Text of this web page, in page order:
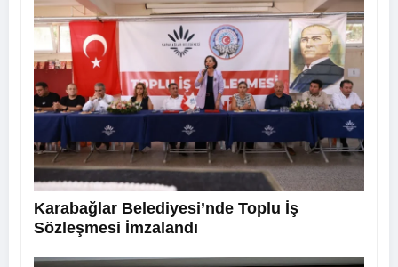
Karabağlar Belediyesi’nde Toplu İş
Sözleşmesi İmzalandı